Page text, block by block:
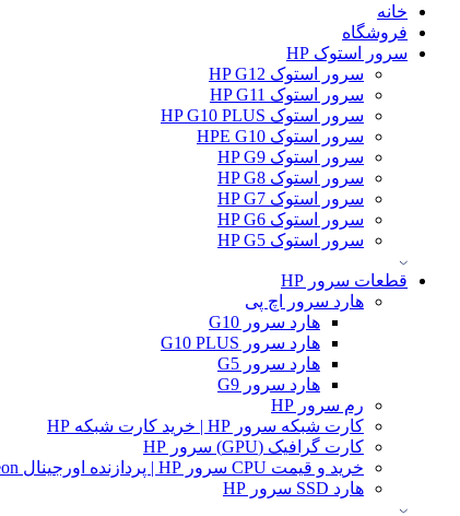
خانه
فروشگاه
سرور استوک HP
سرور استوک HP G12
سرور استوک HP G11
سرور استوک HP G10 PLUS
سرور استوک HPE G10
سرور استوک HP G9
سرور استوک HP G8
سرور استوک HP G7
سرور استوک HP G6
سرور استوک HP G5
قطعات سرور HP
هارد سرور اچ پی
هارد سرور G10
هارد سرور G10 PLUS
هارد سرور G5
هارد سرور G9
رم سرور HP
کارت شبکه سرور HP | خرید کارت شبکه HP
کارت گرافیک (GPU) سرور HP
خرید و قیمت CPU سرور HP | پردازنده اورجینال Intel Xeon و AMD EPYC
هارد SSD سرور HP